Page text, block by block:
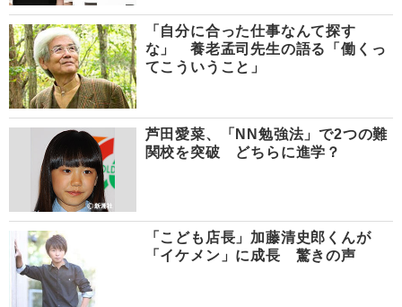
「自分に合った仕事なんて探す
な」 養老孟司先生の語る「働くっ
てこういうこと」
芦田愛菜、「NN勉強法」で2つの難
関校を突破 どちらに進学？
「こども店長」加藤清史郎くんが
「イケメン」に成長 驚きの声